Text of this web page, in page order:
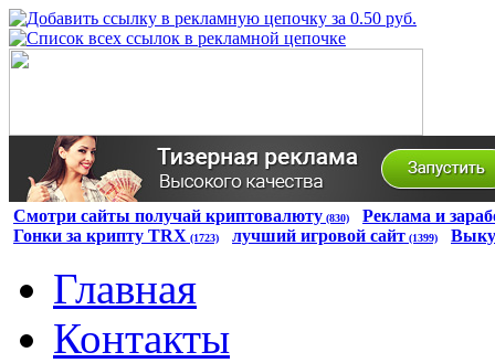
Смотри сайты получай криптовалюту (830)
Реклама и
Гонки за крипту TRX (1723) лучший игровой сайт (1399)
Главная
Контакты